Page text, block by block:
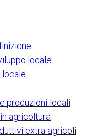
locale
locale
produzioni locali
agricoltura
extra agricoli